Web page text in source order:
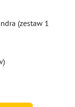
(zestaw 1